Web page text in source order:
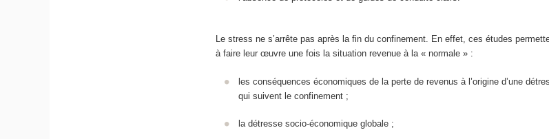
Le stress ne s’arrête pas après la fin du confinement. En effet, ces études
à faire leur œuvre une fois la situation revenue à la « normale » :
les conséquences économiques de la perte de revenus à l’origine d’une
qui suivent le confinement ;
la détresse socio-économique globale ;